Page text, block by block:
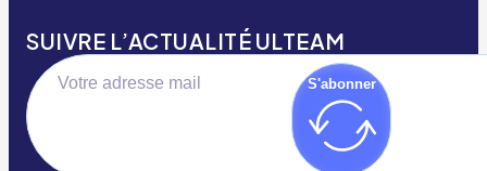
SUIVRE L’ACTUALITÉ ULTEAM
S'abonner